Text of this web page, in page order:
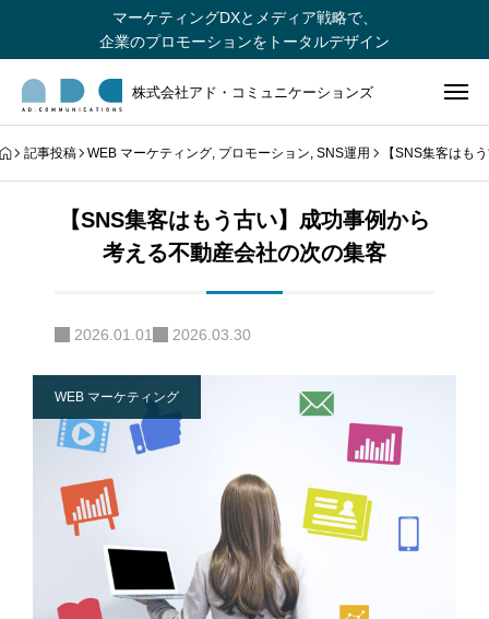
マーケティングDXとメディア戦略で、
企業のプロモーションをトータルデザイン
株式会社アド・コミュニケーションズ
記事投稿 WEB マーケティング, プロモーション,SNS運用 【SNS集客はも
【SNS集客はもう古い】成功事例から
考える不動産会社の次の集客
2026.01.01 2026.03.30
WEB マーケティング